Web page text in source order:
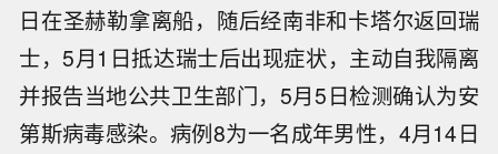
日在圣赫勒拿离船，随后经南非和卡塔尔返回瑞
士，5月1日抵达瑞士后出现症状，主动自我隔离
并报告当地公共卫生部门，5月5日检测确认为安
第斯病毒感染。病例8为一名成年男性，4月14日